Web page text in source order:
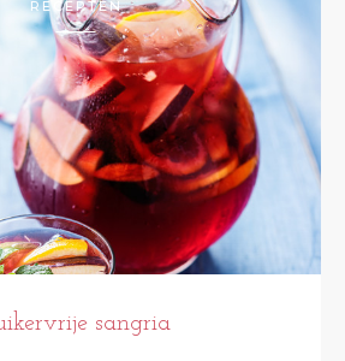
RECEPTEN
sangria